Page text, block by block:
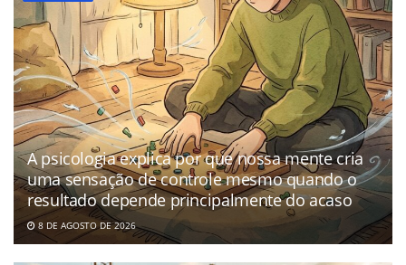
A psicologia explica por que nossa mente cria
uma sensação de controle mesmo quando o
resultado depende principalmente do acaso
8 DE AGOSTO DE 2026